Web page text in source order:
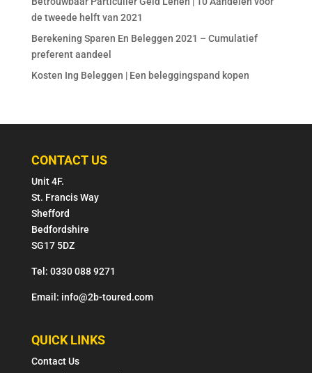
de tweede helft van 2021
Berekening Sparen En Beleggen 2021 – Cumulatief
preferent aandeel
Kosten Ing Beleggen | Een beleggingspand kopen
CONTACT US
Unit 4F.
St. Francis Way
Shefford
Bedfordshire
SG17 5DZ
Tel: 0330 088 9271
Email: info@2b-toured.com
QUICK LINKS
Contact Us